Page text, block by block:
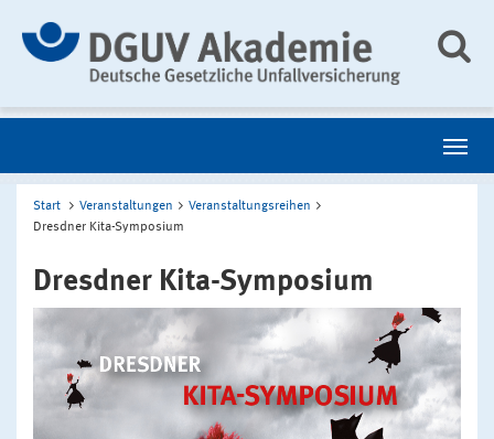
Start Veranstaltungen
Veranstaltungsreihen
Dresdner Kita-Symposium
Dresdner Kita-Symposium